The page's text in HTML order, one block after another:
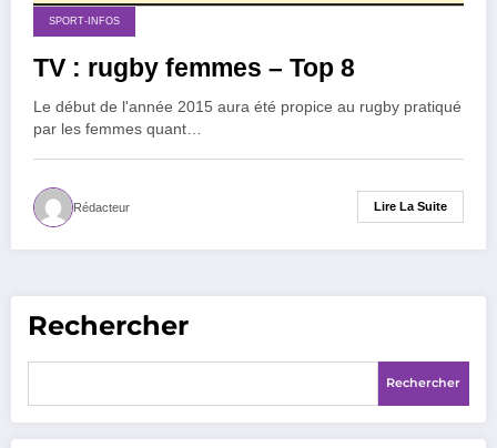
SPORT-INFOS
TV : rugby femmes – Top 8
Le début de l'année 2015 aura été propice au rugby pratiqué
par les femmes quant…
Rédacteur Lire La Suite
Rechercher
Rechercher